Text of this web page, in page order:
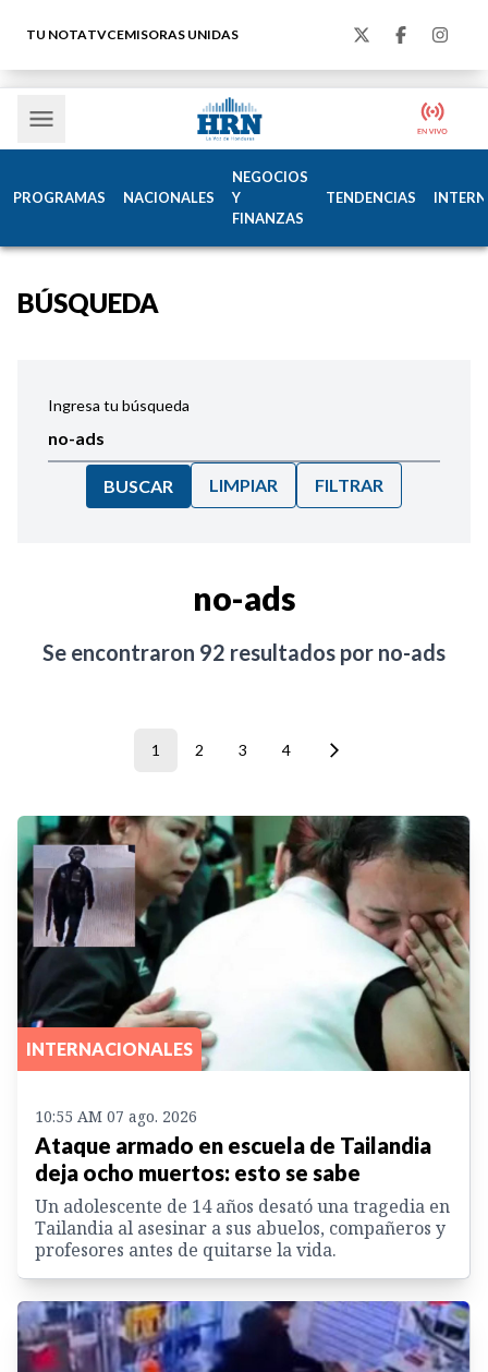
TU NOTATVCEMISORAS UNIDAS
PROGRAMAS NACIONALES
NEGOCIOS
Y
FINANZAS
TENDENCIAS
BÚSQUEDA
Ingresa tu búsqueda
BUSCAR LIMPIAR FILTRAR
no-ads
Se encontraron 92 resultados por no-ads
1 2 3 4
INTERNACIONALES
10:55 AM 07 ago. 2026
Ataque armado en escuela de Tailandia
deja ocho muertos: esto se sabe
Un adolescente de 14 años desató una tragedia en
Tailandia al asesinar a sus abuelos, compañeros y
profesores antes de quitarse la vida.